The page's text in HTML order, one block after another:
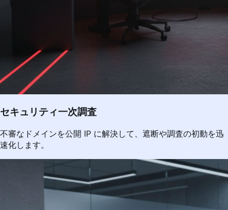
セキュリティ一次調査
不審なドメインを公開 IP に解決して、遮断や調査の初動を迅
速化します。